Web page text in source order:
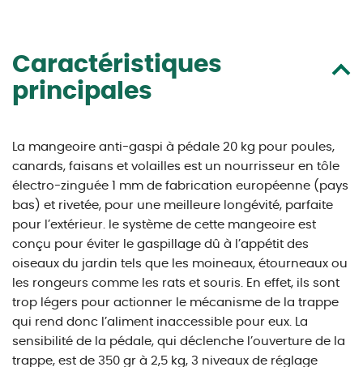
Caractéristiques
principales
La mangeoire anti-gaspi à pédale 20 kg pour poules,
canards, faisans et volailles est un nourrisseur en tôle
électro-zinguée 1 mm de fabrication européenne (pays
bas) et rivetée, pour une meilleure longévité, parfaite
pour l’extérieur. le système de cette mangeoire est
conçu pour éviter le gaspillage dû à l’appétit des
oiseaux du jardin tels que les moineaux, étourneaux ou
les rongeurs comme les rats et souris. En effet, ils sont
trop légers pour actionner le mécanisme de la trappe
qui rend donc l’aliment inaccessible pour eux. La
sensibilité de la pédale, qui déclenche l’ouverture de la
trappe, est de 350 gr à 2,5 kg, 3 niveaux de réglage